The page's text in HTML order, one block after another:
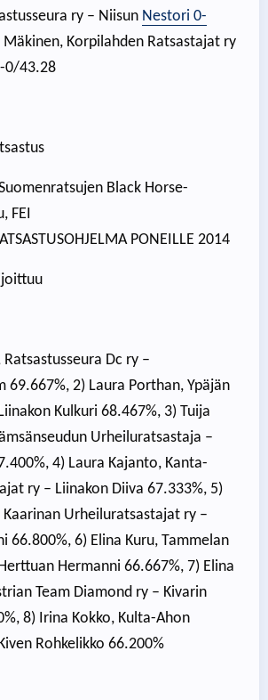
ry – Niisun Nestori 0-
Korpilahden Ratsastajat ry
0/43.28
Black Horse-
FEI
PONEILLE 2014
Dc ry –
69.667%, 2) Laura Porthan, Ypäjän
Kulkuri 68.467%, 3) Tuija
Urheiluratsastaja –
4) Laura Kajanto, Kanta-
ry – Liinakon Diiva 67.333%, 5)
Urheiluratsastajat ry –
66.800%, 6) Elina Kuru, Tammelan
Hermanni 66.667%, 7) Elina
Team Diamond ry – Kivarin
8) Irina Kokko, Kulta-Ahon
Rohkelikko 66.200%